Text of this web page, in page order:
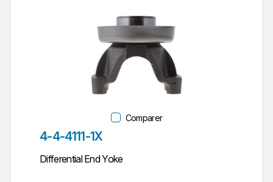
Comparer
Réf. pièce
4-4-4111-1X
Differential End Yoke